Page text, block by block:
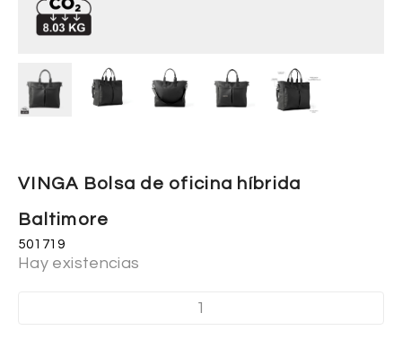
VINGA Bolsa de oficina híbrida
Baltimore
501719
Hay existencias